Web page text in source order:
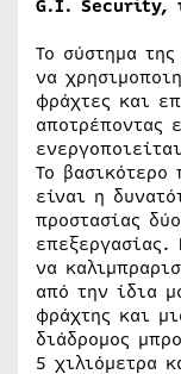
G.I. Security,
Το σύστημα της
να
φράχτες και
αποτρέποντας
Το βασικότερο
είναι η
προστασίας
επεξεργασίας.
να
από την ίδια
φράχτης και
διάδρομος
5 χιλιόμετρα